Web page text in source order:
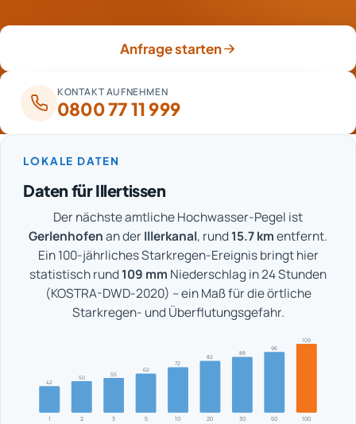
Anfrage starten
KONTAKT AUFNEHMEN
0800 77 11 999
LOKALE DATEN
Daten für Illertissen
Der nächste amtliche Hochwasser-Pegel ist
Gerlenhofenan derIllerkanal, rund 15.7 kmentfernt.
Ein 100-jährliches Starkregen-Ereignis bringt hier
statistisch rund 109 mm Niederschlag in 24 Stunden
(KOSTRA-DWD-2020) – ein Maß für die örtliche
Starkregen- und Überflutungsgefahr.
1
42
2
50
3
55
5
62
10
72
20
82
30
88
50
96
100
109